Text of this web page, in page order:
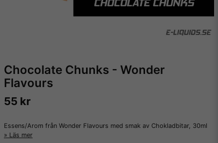
Chocolate Chunks - Wonder
Flavours
55 kr
Essens/Arom från Wonder Flavours med smak av Chokladbitar, 30ml
Läs mer